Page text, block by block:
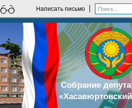
Написать письмо
Собрание